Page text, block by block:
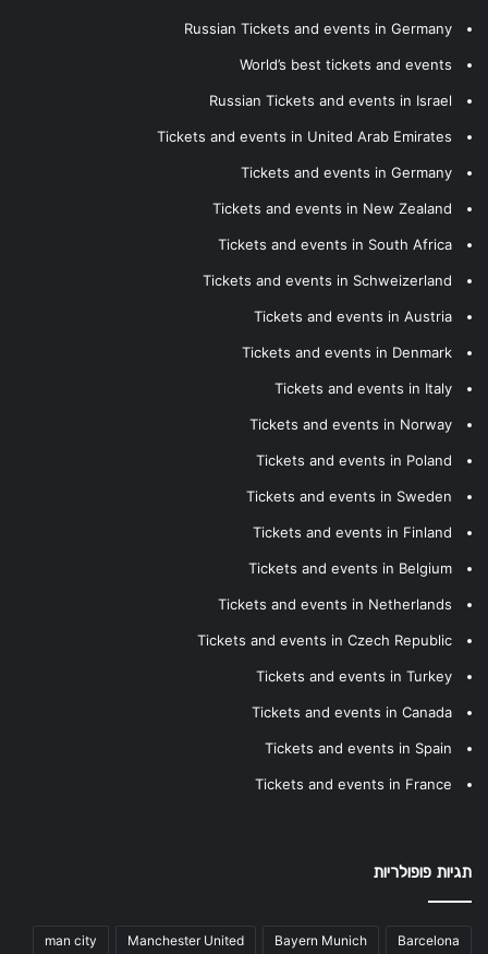
Russian Tickets and events in Germany
World’s best tickets and events
Russian Tickets and events in Israel
Tickets and events in United Arab Emirates
Tickets and events in Germany
Tickets and events in New Zealand
Tickets and events in South Africa
Tickets and events in Schweizerland
Tickets and events in Austria
Tickets and events in Denmark
Tickets and events in Italy
Tickets and events in Norway
Tickets and events in Poland
Tickets and events in Sweden
Tickets and events in Finland
Tickets and events in Belgium
Tickets and events in Netherlands
Tickets and events in Czech Republic
Tickets and events in Turkey
Tickets and events in Canada
Tickets and events in Spain
Tickets and events in France
תגיות פופולריות
Barcelona
Bayern Munich
Manchester United
man city